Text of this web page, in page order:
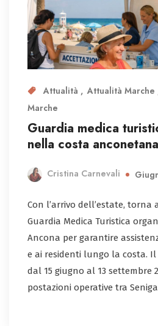
Attualità Attualità Marche
Marche
Guardia medica
nella costa anconetana
Cristina Carnevali
Con l’arrivo dell’estate, torna
Guardia Medica Turistica
Ancona per garantire
e ai residenti lungo la costa. Il
dal 15 giugno al 13 settembre
postazioni operative tra